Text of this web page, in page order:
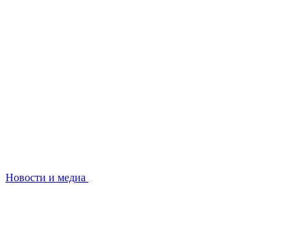
Новости и медиа